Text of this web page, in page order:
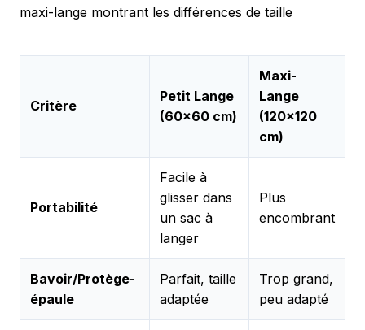
maxi-lange montrant les différences de taille
Critère
Petit Lange
(60×60 cm)
Maxi-
Lange
(120×120
cm)
Portabilité
Facile à
glisser dans
un sac à
langer
Plus
encombrant
Bavoir/Protège-
épaule
Parfait, taille
adaptée
Trop grand,
peu adapté